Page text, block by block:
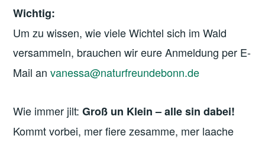
Wichtig:
Um zu wissen, wie viele Wichtel sich im Wald
versammeln, brauchen wir eure Anmeldung per E-
Mail anvanessa@naturfreundebonn.de
Wie immer jilt:Groß un Klein – alle sin dabei!
Kommt vorbei, mer fiere zesamme, mer laache